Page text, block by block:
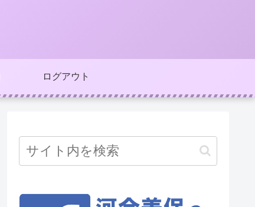
ログアウト